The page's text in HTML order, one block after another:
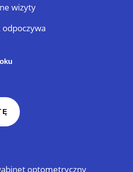
wizyty
optometryczny